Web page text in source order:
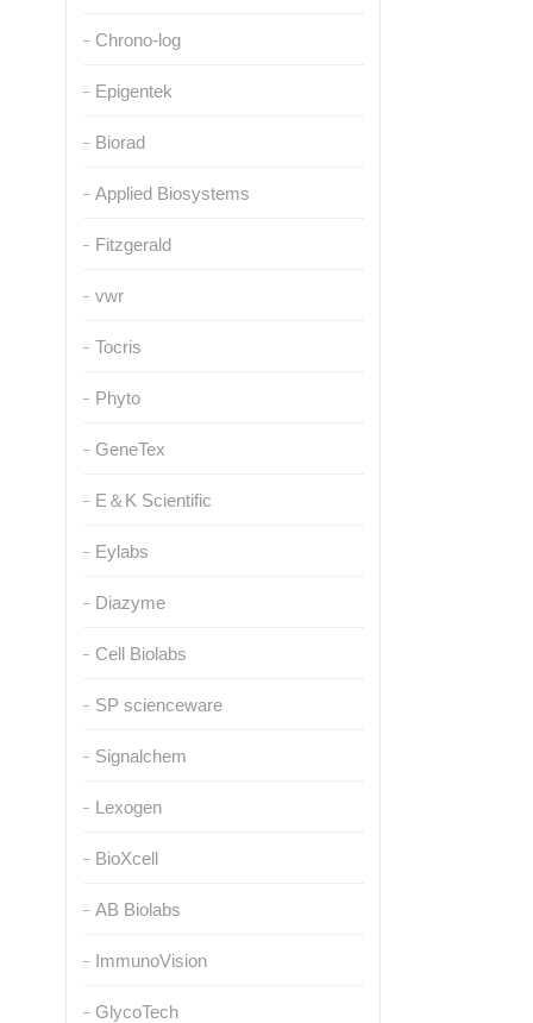
Chrono-log
Epigentek
Biorad
Applied Biosystems
Fitzgerald
vwr
Tocris
Phyto
GeneTex
E＆K Scientific
Eylabs
Diazyme
Cell Biolabs
SP scienceware
Signalchem
Lexogen
BioXcell
AB Biolabs
ImmunoVision
GlycoTech